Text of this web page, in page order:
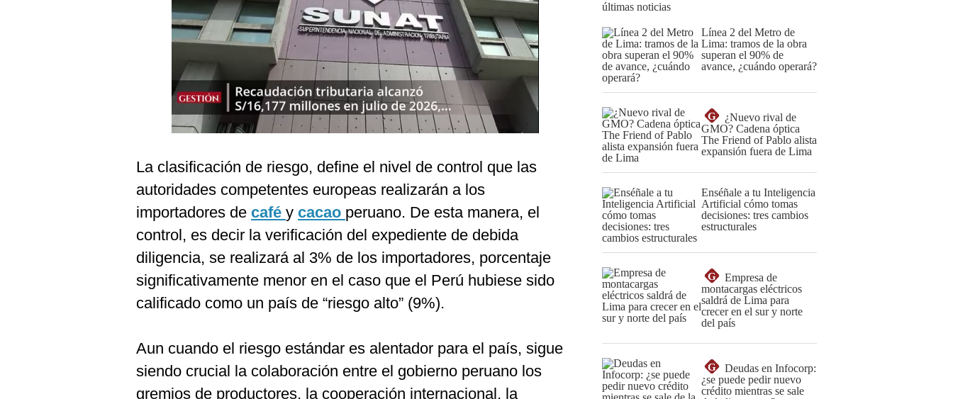
La clasificación de riesgo, define el nivel de control que las
autoridades competentes europeas realizarán a los
importadores de café y cacao peruano. De esta manera, el
control, es decir la verificación del expediente de debida
diligencia, se realizará al 3% de los importadores, porcentaje
significativamente menor en el caso que el Perú hubiese sido
calificado como un país de “riesgo alto” (9%).
Aun cuando el riesgo estándar es alentador para el país, sigue
siendo crucial la colaboración entre el gobierno peruano los
gremios de productores, la cooperación internacional, la
últimas noticias
Línea 2 del Metro de
Lima: tramos de la obra
superan el 90% de
avance, ¿cuándo operará?
G
¿Nuevo rival de
GMO? Cadena óptica
The Friend of Pablo alista
expansión fuera de Lima
Enséñale a tu Inteligencia
Artificial cómo tomas
decisiones: tres cambios
estructurales
G
Empresa de
montacargas eléctricos
saldrá de Lima para
crecer en el sur y norte
del país
G
Deudas en Infocorp:
¿se puede pedir nuevo
crédito mientras se sale